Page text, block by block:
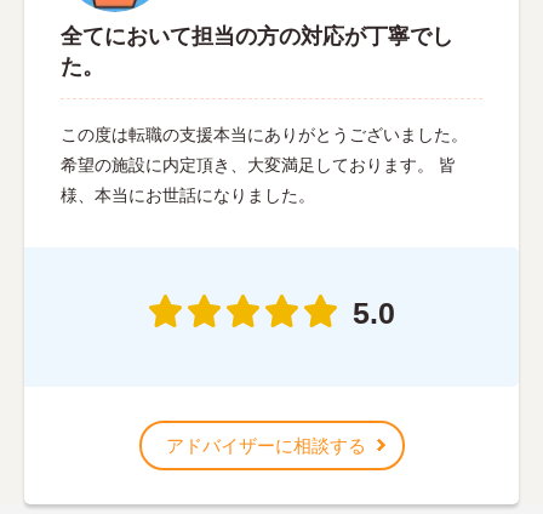
全てにおいて担当の方の対応が丁寧でし
た。
この度は転職の支援本当にありがとうございました。
希望の施設に内定頂き、大変満足しております。 皆
様、本当にお世話になりました。
5.0
アドバイザーに相談する